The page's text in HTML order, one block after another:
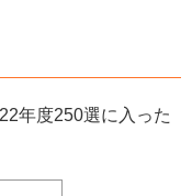
年度250選に入った